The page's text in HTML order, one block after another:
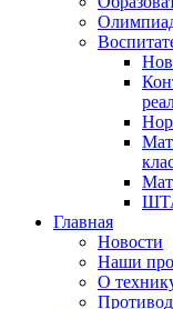
Главная
Новости
Наши
О